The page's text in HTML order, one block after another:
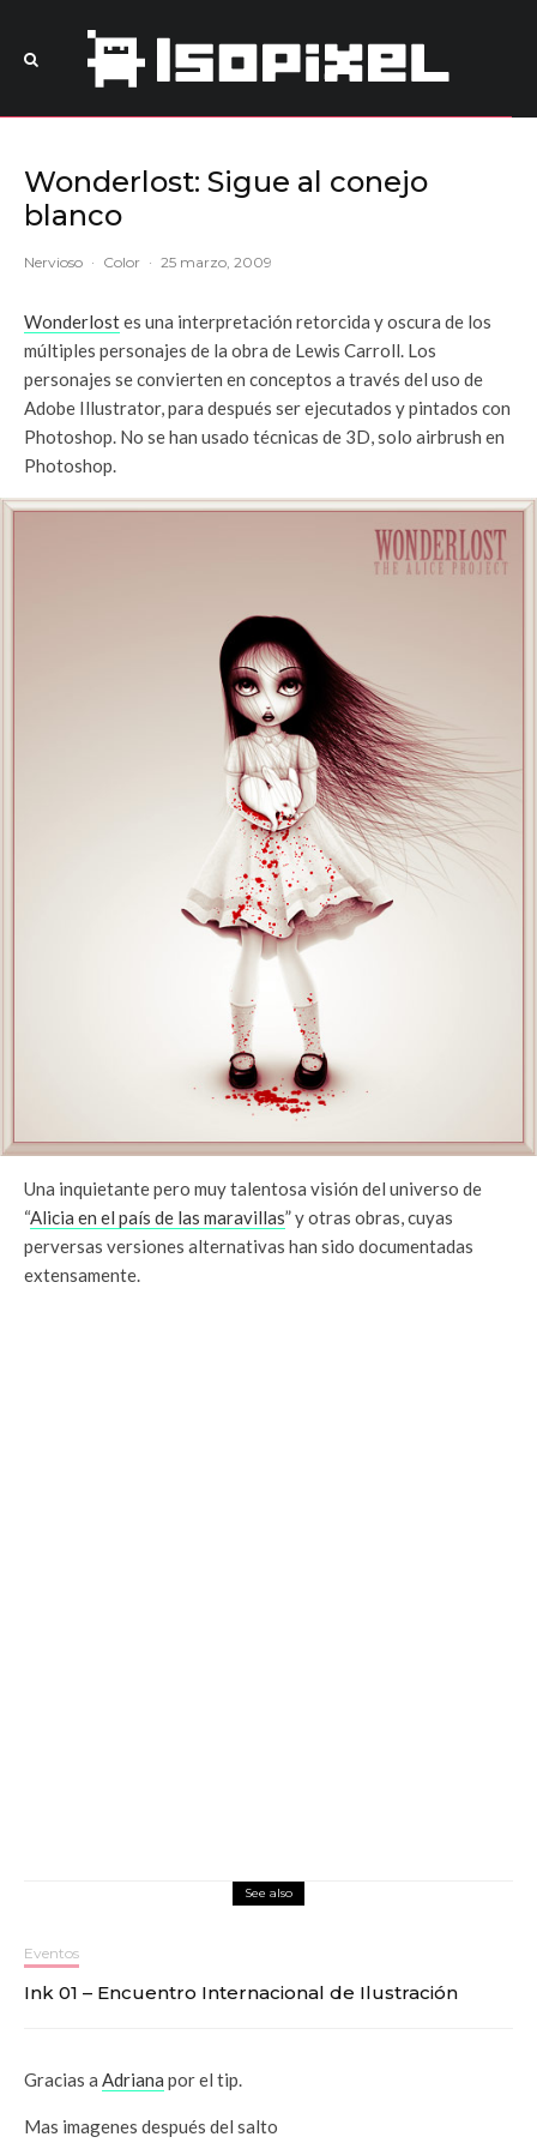
Wonderlost: Sigue al conejo
blanco
Nervioso · Color · 25 marzo, 2009
Wonderlostes una interpretación retorcida y oscura de los
múltiples personajes de la obra de Lewis Carroll. Los
personajes se convierten en conceptos a través del uso de
Adobe Illustrator, para después ser ejecutados y pintados con
Photoshop. No se han usado técnicas de 3D, solo airbrush en
Photoshop.
Una inquietante pero muy talentosa visión del universo de
“Alicia en el país de las maravillas” y otras obras, cuyas
perversas versiones alternativas han sido documentadas
extensamente.
See also
Eventos
Ink 01 – Encuentro Internacional de Ilustración
Gracias a Adriana por el tip.
Mas imagenes después del salto